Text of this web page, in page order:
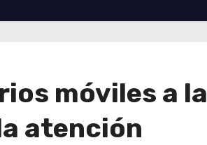
móviles a la
atención